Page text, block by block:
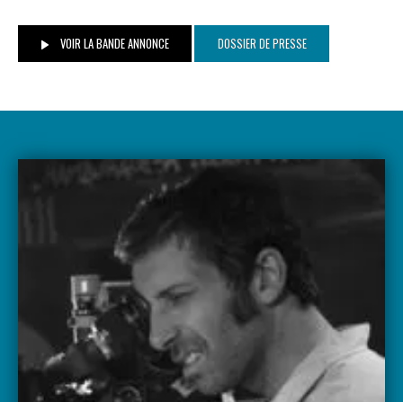
VOIR LA BANDE ANNONCE DOSSIER DE PRESSE